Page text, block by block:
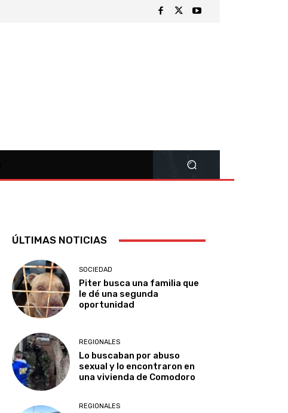
ÚLTIMAS NOTICIAS
SOCIEDAD
Piter busca una familia que
le dé una segunda
oportunidad
REGIONALES
Lo buscaban por abuso
sexual y lo encontraron en
una vivienda de Comodoro
REGIONALES